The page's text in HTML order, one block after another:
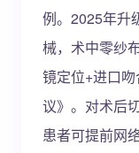
例。2025年升
械，术中零纱
镜定位+进口
议》。对术后
患者可提前网